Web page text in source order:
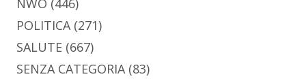
POLITICA (271)
SALUTE (667)
SENZA CATEGORIA (83)